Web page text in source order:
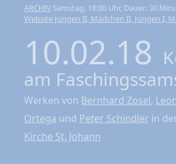
ARCHIV Samstag, 18:00 Uhr, Dauer: 30
Website Jungen II, Mädchen II, Jungen I,
10.02.18
am
Werken von Bernhard Zosel,
Ortega und Peter Schindler in
Kirche St. Johann